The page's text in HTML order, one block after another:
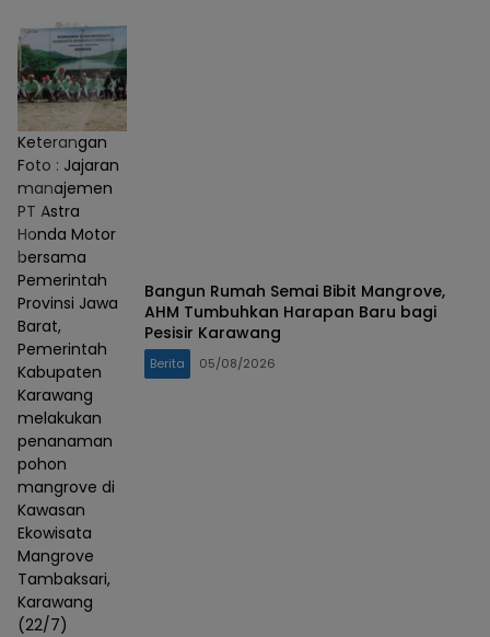
Keterangan
Foto : Jajaran
manajemen
PT Astra
Honda Motor
bersama
Pemerintah
Provinsi Jawa
Barat,
Pemerintah
Kabupaten
Karawang
melakukan
penanaman
pohon
mangrove di
Kawasan
Ekowisata
Mangrove
Tambaksari,
Karawang
(22/7)
Bangun Rumah Semai Bibit Mangrove,
AHM Tumbuhkan Harapan Baru bagi
Pesisir Karawang
Berita 05/08/2026